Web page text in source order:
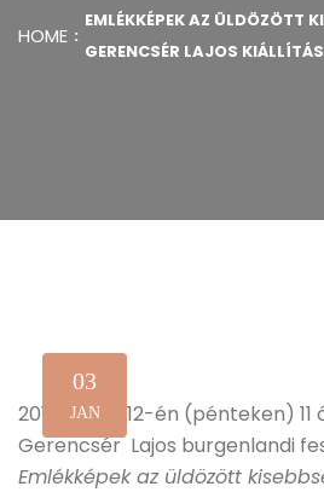
HOME
EMLÉKKÉPEK AZ ÜLDÖZÖTT
GERENCSÉR LAJOS
03
JAN
2013. április 12-én (pénteken)
Gerencsér Lajos burgenlandi
Emlékképek az üldözött